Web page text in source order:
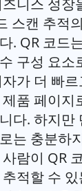
스캔 추적
. QR 코드
구성 요소
가 더 빠
품 페이지
다. 하지만
는 충분하
람이 QR
적할 수